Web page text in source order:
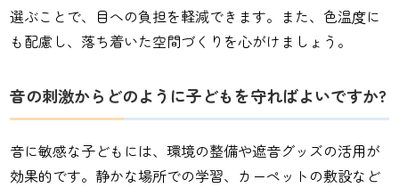
選ぶことで、目への負担を軽減できます。また、色温度に
も配慮し、落ち着いた空間づくりを心がけましょう。
音の刺激からどのように子どもを守ればよいですか?
音に敏感な子どもには、環境の整備や遮音グッズの活用が
効果的です。静かな場所での学習、カーペットの敷設など